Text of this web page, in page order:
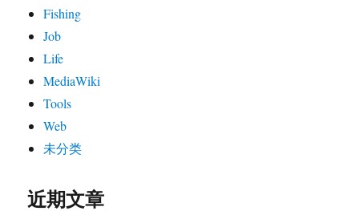
Fishing
Job
Life
MediaWiki
Tools
Web
未分类
近期文章